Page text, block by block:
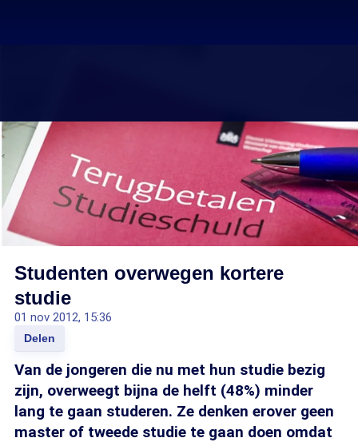
Studenten overwegen kortere
studie
01 nov 2012, 15:36
Delen
Van de jongeren die nu met hun studie bezig
zijn, overweegt bijna de helft (48%) minder
lang te gaan studeren. Ze denken erover geen
master of tweede studie te gaan doen omdat